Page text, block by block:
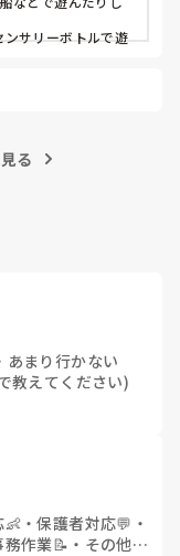
サリーボトルで遊
まとめて書いたり
る
あまり行かない
教えてください)
👶 ・保護者対応💬 ・
作業📝 ・ その他